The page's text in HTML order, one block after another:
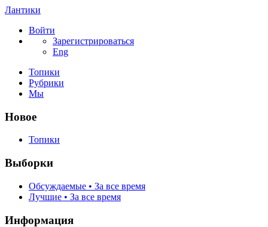
Лантики
Войти
Зарегистрироваться
Eng
Топики
Рубрики
Мы
Новое
Топики
Выборки
Обсуждаемые • За все время
Лучшие • За все время
Информация